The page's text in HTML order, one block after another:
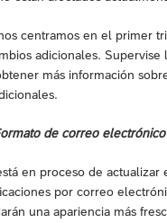
centramos en el primer
adicionales. Supervise
más información
de correo
en proceso de actualizar
por correo
una apariencia más